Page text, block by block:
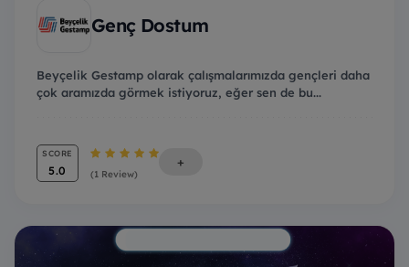
Genç Dostum
Beyçelik Gestamp olarak çalışmalarımızda gençleri daha
çok aramızda görmek istiyoruz, eğer sen de bu...
SCORE
5.0 (1 Review)
+